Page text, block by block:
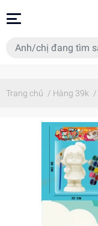
Trang chủ / Hàng 39k /